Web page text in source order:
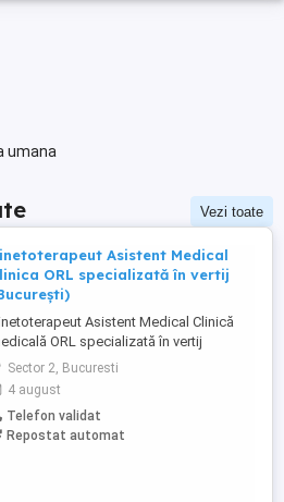
umana
Vezi toate
Asistent Medical
ORL specializată în vertij
Asistent Medical Clinică
ORL specializată în vertij
Căutăm kinetoterapeut sau
medical dedicat și pasionat,
să se alăture echipei noastre într-un
profesionist și prietenos. Ce
Program flexibil, în 2 ture: 08:00
Sector 2, Bucuresti
4 august
Telefon validat
Repostat automat